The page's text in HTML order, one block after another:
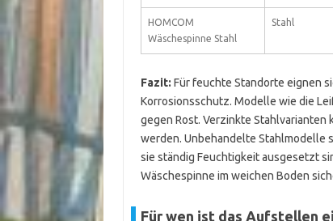
HOMCOM
Wäschespinne Stahl
Stahl
Fazit: Für feuchte Standorte eignen
Korrosionsschutz. Modelle wie die
gegen Rost. Verzinkte
werden. Unbehandelte Stahlmodelle
sie ständig Feuchtigkeit ausgesetzt
Wäschespinne im weichen Boden
Für wen ist das Aufstellen